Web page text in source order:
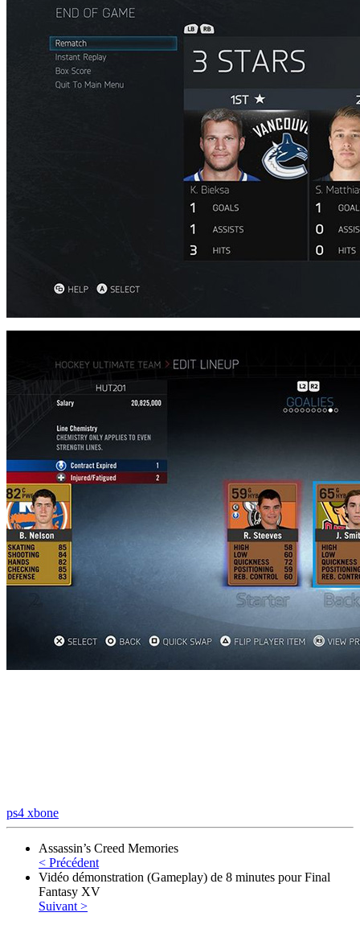
ps4 xbone
Assassin’s Creed Memories
< Précédent
Vidéo démonstration (Gameplay) de 8 minutes pour Final
Fantasy XV
Suivant >